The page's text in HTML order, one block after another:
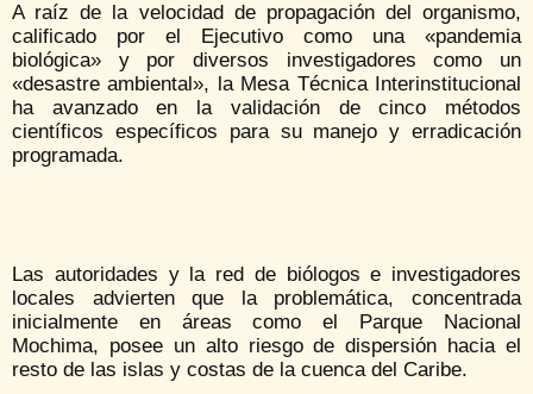
A raíz de la velocidad de propagación del organismo,
calificado por el Ejecutivo como una «pandemia
biológica» y por diversos investigadores como un
«desastre ambiental», la Mesa Técnica Interinstitucional
ha avanzado en la validación de cinco métodos
científicos específicos para su manejo y erradicación
programada.
Las autoridades y la red de biólogos e investigadores
locales advierten que la problemática, concentrada
inicialmente en áreas como el Parque Nacional
Mochima, posee un alto riesgo de dispersión hacia el
resto de las islas y costas de la cuenca del Caribe.